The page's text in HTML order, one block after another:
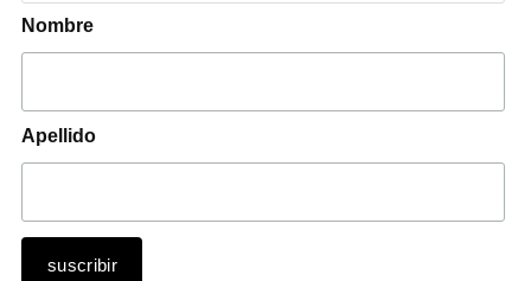
Nombre
Apellido